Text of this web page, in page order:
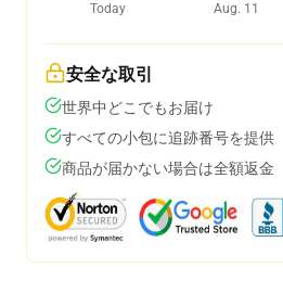
Today
Aug. 11
安全な取引
世界中どこでもお届け
すべての小包に追跡番号を提供
商品が届かない場合は全額返金